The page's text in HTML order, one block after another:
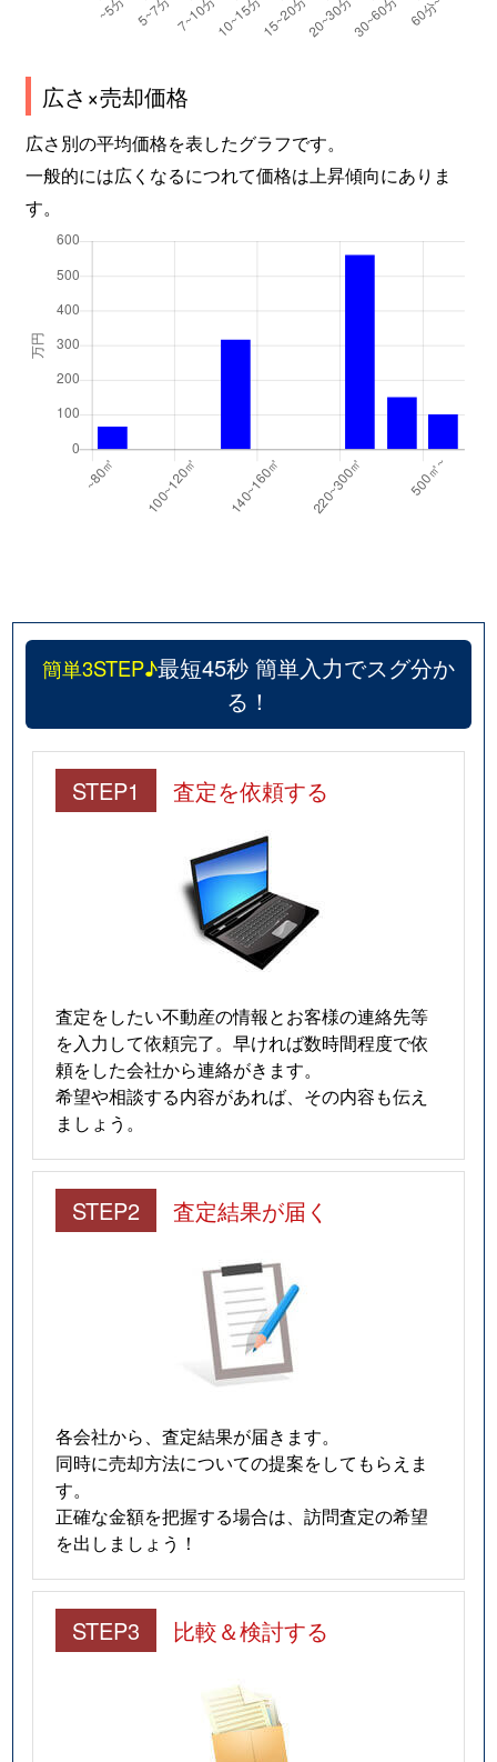
広さ×売却価格
広さ別の平均価格を表したグラフです。
一般的には広くなるにつれて価格は上昇傾向にありま
す。
簡単3STEP♪最短45秒 簡単入力でスグ分か
る！
STEP1 査定を依頼する
査定をしたい不動産の情報とお客様の連絡先等
を入力して依頼完了。早ければ数時間程度で依
頼をした会社から連絡がきます。
希望や相談する内容があれば、その内容も伝え
ましょう。
STEP2 査定結果が届く
各会社から、査定結果が届きます。
同時に売却方法についての提案をしてもらえま
す。
正確な金額を把握する場合は、訪問査定の希望
を出しましょう！
STEP3 比較＆検討する